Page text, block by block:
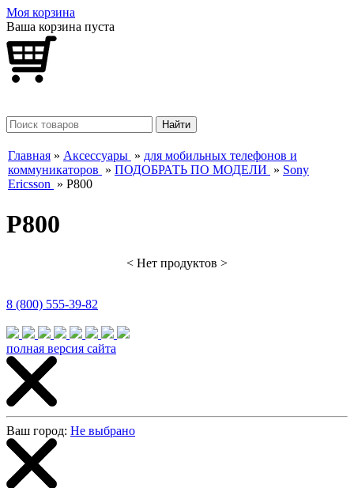
Моя корзина
Ваша корзина пуста
Главная » Аксессуары » для мобильных телефонов и
коммуникаторов » ПОДОБРАТЬ ПО МОДЕЛИ » Sony
Ericsson » P800
P800
< Нет продуктов >
8 (800) 555-39-82
полная версия сайта
Ваш город: Не выбрано